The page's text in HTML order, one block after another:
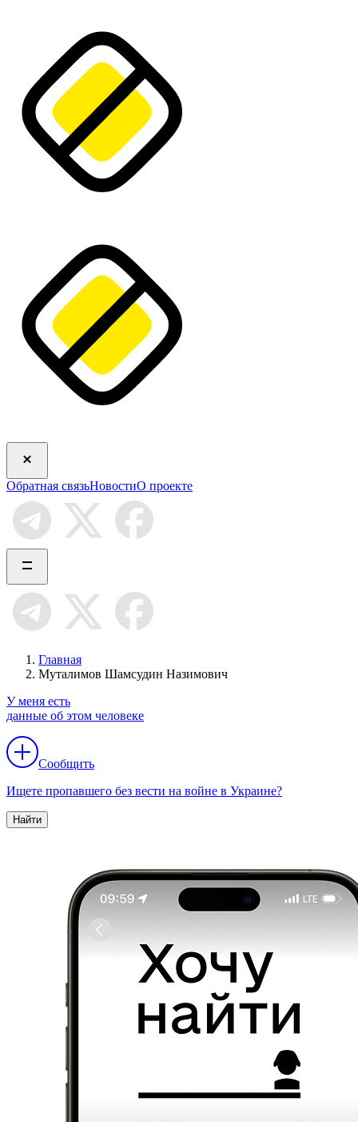
Обратная связьНовостиО проекте
Главная
Муталимов Шамсудин Назимович
У меня есть
данные об этом человеке
Сообщить
Ищете пропавшего без вести на войне в Украине?
Найти